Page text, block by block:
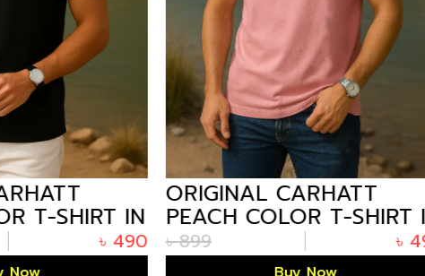
ORIGINAL CARHATT
PEACH COLOR T-SHIRT IN
BANGLADESH
ORIGINAL
OLIVE
BANGLADESH
৳899